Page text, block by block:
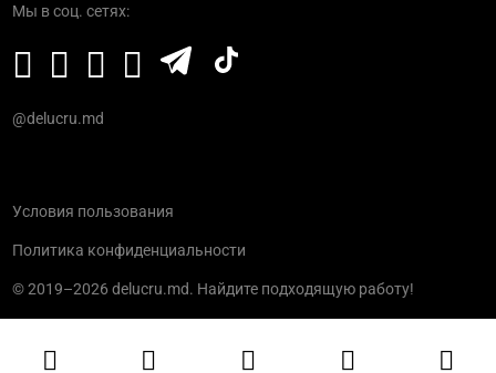
Мы в соц. сетях:
@delucru.md
© 2019–2026 delucru.md. Найдите подходящую работу!
Условия пользования
Политика конфиденциальности